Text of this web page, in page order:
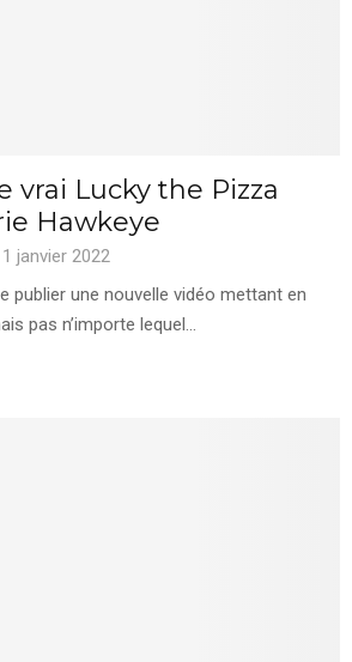
vrai Lucky the Pizza
Hawkeye
janvier 2022
publier une nouvelle vidéo mettant en
pas n’importe lequel...